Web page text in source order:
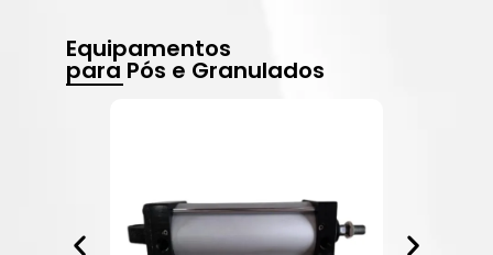
Equipamentos
para Pós e Granulados